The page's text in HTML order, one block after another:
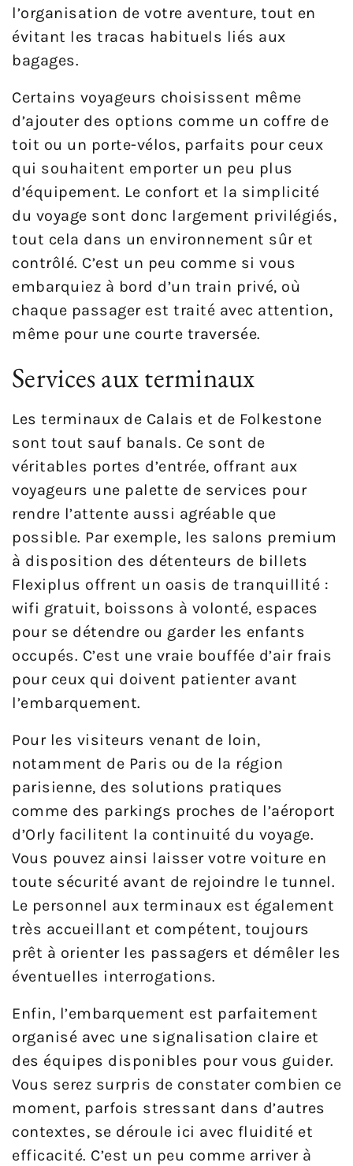
l’organisation de votre aventure, tout en
évitant les tracas habituels liés aux
bagages.
Certains voyageurs choisissent même
d’ajouter des options comme un coffre de
toit ou un porte-vélos, parfaits pour ceux
qui souhaitent emporter un peu plus
d’équipement. Le confort et la simplicité
du voyage sont donc largement privilégiés,
tout cela dans un environnement sûr et
contrôlé. C’est un peu comme si vous
embarquiez à bord d’un train privé, où
chaque passager est traité avec attention,
même pour une courte traversée.
Services aux terminaux
Les terminaux de Calais et de Folkestone
sont tout sauf banals. Ce sont de
véritables portes d’entrée, offrant aux
voyageurs une palette de services pour
rendre l’attente aussi agréable que
possible. Par exemple, les salons premium
à disposition des détenteurs de billets
Flexiplus offrent un oasis de tranquillité :
wifi gratuit, boissons à volonté, espaces
pour se détendre ou garder les enfants
occupés. C’est une vraie bouffée d’air frais
pour ceux qui doivent patienter avant
l’embarquement.
Pour les visiteurs venant de loin,
notamment de Paris ou de la région
parisienne, des solutions pratiques
comme des parkings proches de l’aéroport
d’Orly facilitent la continuité du voyage.
Vous pouvez ainsi laisser votre voiture en
toute sécurité avant de rejoindre le tunnel.
Le personnel aux terminaux est également
très accueillant et compétent, toujours
prêt à orienter les passagers et démêler les
éventuelles interrogations.
Enfin, l’embarquement est parfaitement
organisé avec une signalisation claire et
des équipes disponibles pour vous guider.
Vous serez surpris de constater combien ce
moment, parfois stressant dans d’autres
contextes, se déroule ici avec fluidité et
efficacité. C’est un peu comme arriver à